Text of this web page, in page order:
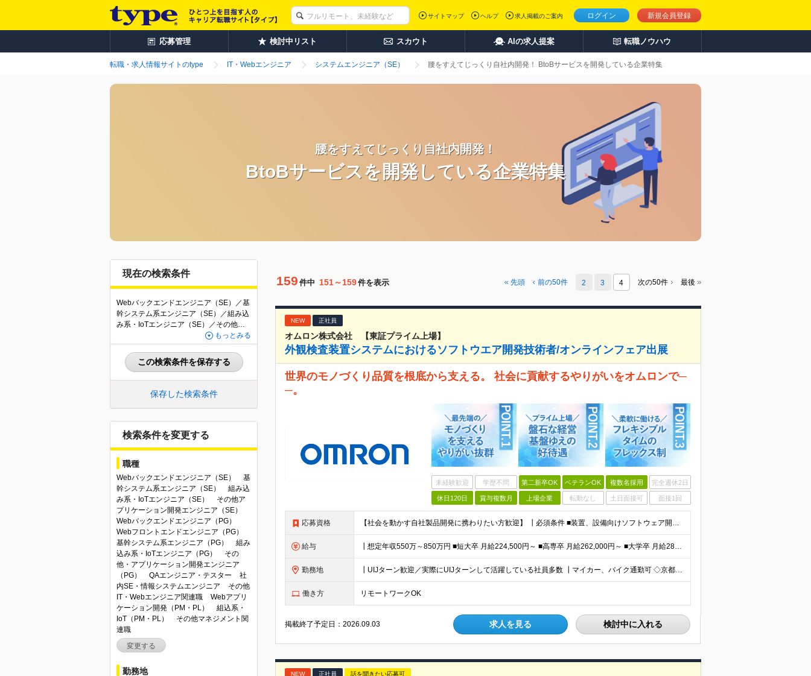
ログイン 新規会員登録
サイトマップ ヘルプ 求人掲載のご案内
応募管理 検討中リスト スカウト AIの求人提案 転職ノウハウ
転職・求人情報サイトのtype IT・Webエンジニア システムエンジニア（SE） 腰をすえてじっくり自社内開発！ BtoBサービスを開発している企業特集
腰をすえてじっくり自社内開発！
BtoBサービスを開発している企業特集
現在の検索条件
Webバックエンドエンジニア（SE）／基
幹システム系エンジニア（SE）／組み込
み系・IoTエンジニア（SE）／その他ア
プリケーション開発エンジニア（SE）／
Webバックエンドエンジニア（PG）／W
ebフロントエンドエンジニア（PG）／基
幹システム系エンジニア（PG）／組み込
み系・IoTエンジニア（PG）／その他・
アプリケーション開発エンジニア（PG）
／QAエンジニア・テスター／社内SE・
情報システムエンジニア／その他IT・We
bエンジニア関連職／Webアプリケーシ
ョン開発（PM・PL）／組込系・IoT（P
／自社内で開発できる
もっとみる
この検索条件を保存する
保存した検索条件
検索条件を変更する
職種
Webバックエンドエンジニア（SE）
基
幹システム系エンジニア（SE）
組み込
み系・IoTエンジニア（SE）
その他ア
プリケーション開発エンジニア（SE）
Webバックエンドエンジニア（PG）
Webフロントエンドエンジニア（PG）
基幹システム系エンジニア（PG）
組み
込み系・IoTエンジニア（PG）
その
他・アプリケーション開発エンジニア
（PG）
QAエンジニア・テスター
社
内SE・情報システムエンジニア
その他
IT・Webエンジニア関連職
Webアプリ
ケーション開発（PM・PL）
組込系・
IoT（PM・PL）
その他マネジメント関
連職
変更する
勤務地
159 件中 151～159件を表示 先頭 前の50件 2 3 4 次の50件 最後
NEW 正社員
オムロン株式会社 【東証プライム上場】
外観検査装置システムにおけるソフトウエア開発技術者/オンラインフェア出展
世界のモノづくり品質を根底から支える。 社会に貢献するやりがいをオムロンで─
─。
未経験歓迎 学歴不問 第二新卒OK ベテランOK 複数名採用 完全週休2日
休日120日 賞与複数月 上場企業 転勤なし 土日面接可 面接1回
応募資格 【社会を動かす自社製品開発に携わりたい方歓迎】 ┃必須条件 ■装置、設備向けソフトウェア開発経験 ■C/C++、C#いずれかの開発経験 ■ソフトウェア開発における要件整理、仕様定義の経験 ■短大卒以上
給与 ┃想定年収550万～850万円 ■短大卒 月給224,500円～ ■高専卒 月給262,000円～ ■大学卒 月給287,000円～ ■修士了 月給314,000円～ ■博士了 月給355,
勤務地 ┃UIJターン歓迎／実際にUIJターンして活躍している社員多数 ┃マイカー、バイク通勤可 ◇京都・大阪からのアクセスも良好 └京都駅から約20分 └大阪駅から約50分 【草津事業所】 滋賀県草津市
働き方 リモートワークOK
掲載終了予定日：2026.09.03 求人を見る 検討中に入れる
NEW 正社員 話を聞きたい応募可